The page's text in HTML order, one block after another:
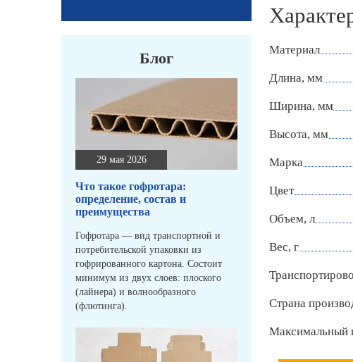
Блог
29 мая 2026
Что такое гофротара:
определение, состав и
преимущества
Гофротара — вид транспортной и
потребительской упаковки из
гофрированного картона. Состоит
минимум из двух слоев: плоского
(лайнера) и волнообразного
(флютинга).
Материал
Длина, мм
Ширина, мм
Высота, мм
Марка
Цвет
Объем, л
Вес, г
Страна
Максимальный